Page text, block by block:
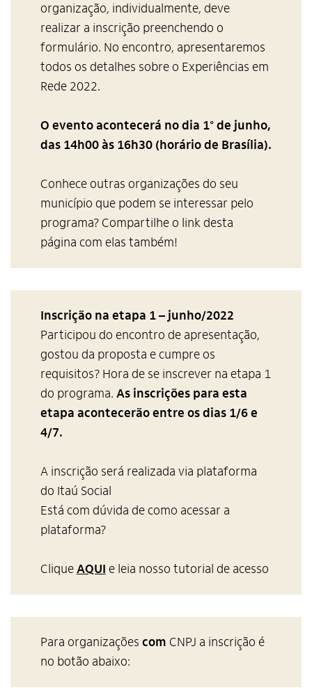
organização, individualmente, deve
realizar a inscrição preenchendo o
formulário. No encontro, apresentaremos
todos os detalhes sobre o Experiências em
Rede 2022.
O evento acontecerá no dia 1° de junho,
das 14h00 às 16h30 (horário de Brasília).
Conhece outras organizações do seu
município que podem se interessar pelo
programa? Compartilhe o link desta
página com elas também!
Inscrição na etapa 1 – junho/2022
Participou do encontro de apresentação,
gostou da proposta e cumpre os
requisitos? Hora de se inscrever na etapa 1
do programa. As inscrições para esta
etapa acontecerão entre os dias 1/6 e
4/7.
A inscrição será realizada via plataforma
do Itaú Social
Está com dúvida de como acessar a
plataforma?
CliqueAQUI e leia nosso tutorial de acesso
Para organizações com CNPJ a inscrição é
no botão abaixo: